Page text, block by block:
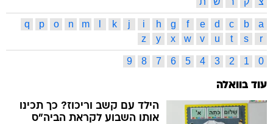
a
b
c
d
e
f
g
h
i
j
k
m
n
o
p
q
r
s
t
u
v
w
x
y
z
0
1
2
3
4
5
6
7
8
9
עוד בוואלה
הילד עם קשב וריכוז? כך תכינו
אותו השבוע לקראת הביה"ס